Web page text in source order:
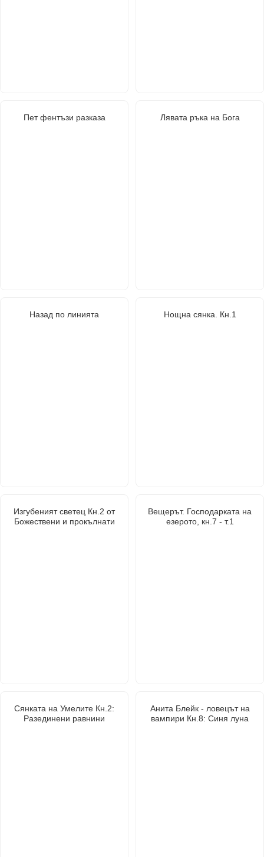
Пет фентъзи разказа Лявата ръка на Бога
Назад по линията Нощна сянка. Кн.1
Изгубеният светец Кн.2 от
Божествени и прокълнати
Вещерът. Господарката на
езерото, кн.7 - т.1
Сянката на Умелите Кн.2:
Разединени равнини
Анита Блейк - ловецът на
вампири Кн.8: Синя луна